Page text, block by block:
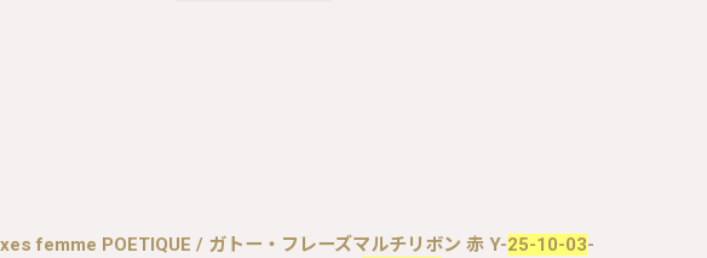
femme POETIQUE / ガトー・フレーズマルチリボン 赤 Y-25-10-03-